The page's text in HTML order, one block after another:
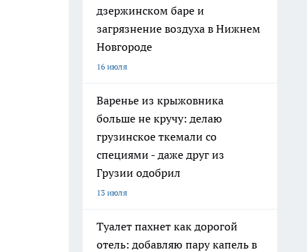
дзержинском баре и
загрязнение воздуха в Нижнем
Новгороде
16 июля
Варенье из крыжовника
больше не кручу: делаю
грузинское ткемали со
специями - даже друг из
Грузии одобрил
13 июля
Туалет пахнет как дорогой
отель: добавляю пару капель в